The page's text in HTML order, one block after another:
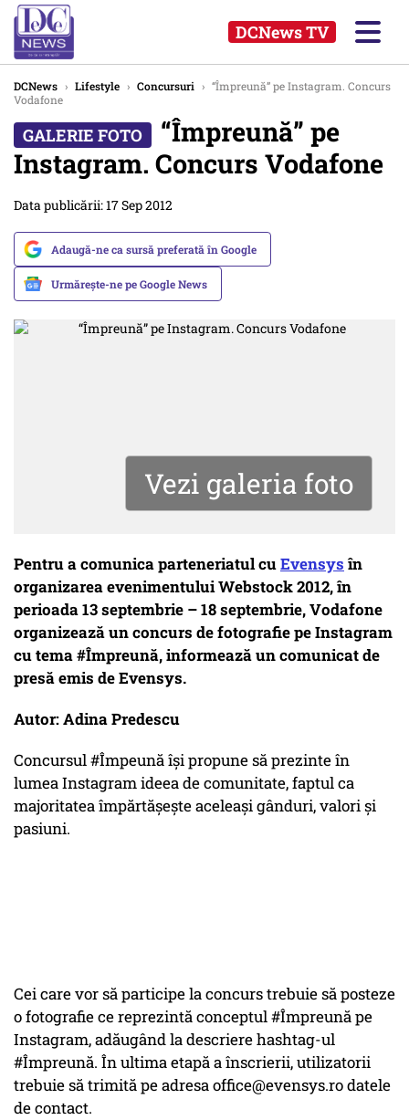
DCNews TV
DCNews › Lifestyle › Concursuri › “Împreună” pe Instagram. Concurs
Vodafone
“Împreună” pe
Instagram. Concurs Vodafone
Data publicării: 17 Sep 2012
Adaugă-ne ca sursă preferată în Google
Urmărește-ne pe Google News
Vezi galeria foto
Pentru a comunica parteneriatul cuEvensys în
organizarea evenimentului Webstock 2012, în
perioada 13 septembrie – 18 septembrie, Vodafone
organizează un concurs de fotografie pe Instagram
cu tema #Împreună, informează un comunicat de
presă emis de Evensys.
Autor: Adina Predescu
Concursul #Împeună îşi propune să prezinte în
lumea Instagram ideea de comunitate, faptul ca
majoritatea împărtăşeşte aceleaşi gânduri, valori şi
pasiuni.
Cei care vor să participe la concurs trebuie să posteze
o fotografie ce reprezintă conceptul #Împreună pe
Instagram, adăugând la descriere hashtag-ul
#Împreună. În ultima etapă a înscrierii, utilizatorii
trebuie să trimită pe adresa office@evensys.ro datele
de contact.